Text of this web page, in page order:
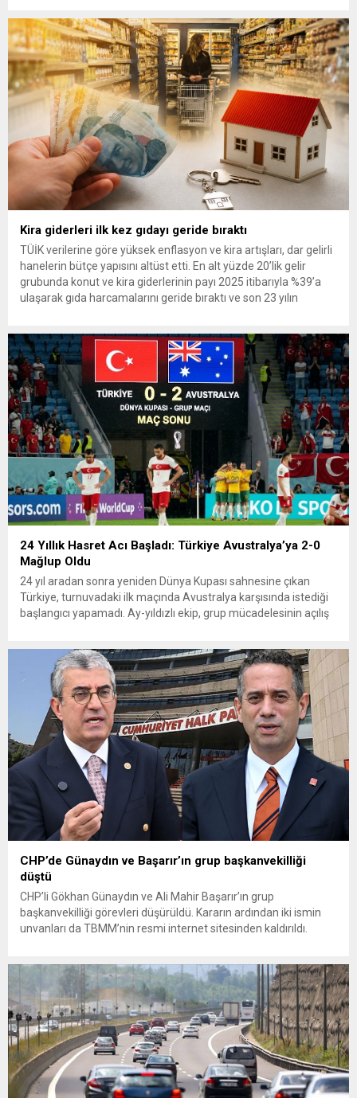
başkan seçilmesi nedeniyle hayırlı olsun ziyaretinde bulunan
Erbakan’a, Genel Başkan Yardımcıları...
Kira giderleri ilk kez gıdayı geride bıraktı
TÜİK verilerine göre yüksek enflasyon ve kira artışları, dar gelirli
hanelerin bütçe yapısını altüst etti. En alt yüzde 20’lik gelir
grubunda konut ve kira giderlerinin payı 2025 itibarıyla %39’a
ulaşarak gıda harcamalarını geride bıraktı ve son 23 yılın
24 Yıllık Hasret Acı Başladı: Türkiye Avustralya’ya 2-0
Mağlup Oldu
24 yıl aradan sonra yeniden Dünya Kupası sahnesine çıkan
Türkiye, turnuvadaki ilk maçında Avustralya karşısında istediği
başlangıcı yapamadı. Ay-yıldızlı ekip, grup mücadelesinin açılış
itibaren iki takım da kontrollü bir oyun sergilerken, Avustralya
özellikle hızlı hücumlarla etkili olmaya...
CHP’de Günaydın ve Başarır’ın grup başkanvekilliği
düştü
CHP’li Gökhan Günaydın ve Ali Mahir Başarır’ın grup
başkanvekilliği görevleri düşürüldü. Kararın ardından iki ismin
unvanları da TBMM’nin resmi internet sitesinden kaldırıldı.
çıkarma cezası uygulanmak üzere Yüksek Disiplin Kurulu’na
(YDK) sevk edilen ve partideki tüm görevlerinden...